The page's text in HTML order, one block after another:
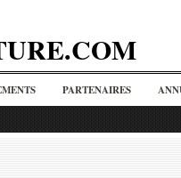
PARTENAIRES